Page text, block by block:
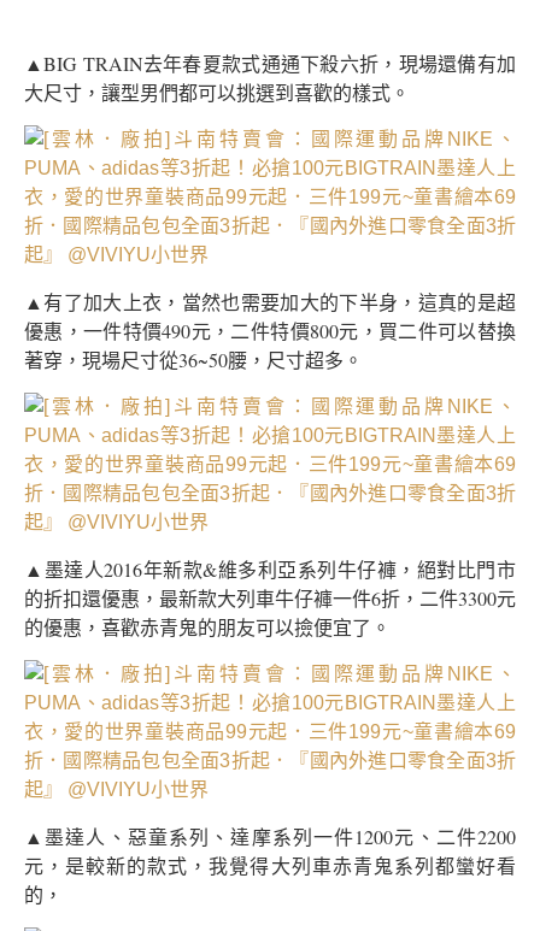
▲BIG TRAIN去年春夏款式通通下殺六折，現場還備有加
大尺寸，讓型男們都可以挑選到喜歡的樣式。
▲有了加大上衣，當然也需要加大的下半身，這真的是超
優惠，一件特價490元，二件特價800元，買二件可以替換
著穿，現場尺寸從36~50腰，尺寸超多。
▲墨達人2016年新款&維多利亞系列牛仔褲，絕對比門市
的折扣還優惠，最新款大列車牛仔褲一件6折，二件3300元
的優惠，喜歡赤青鬼的朋友可以撿便宜了。
▲墨達人、惡童系列、達摩系列一件1200元、二件2200
元，是較新的款式，我覺得大列車赤青鬼系列都蠻好看
的，